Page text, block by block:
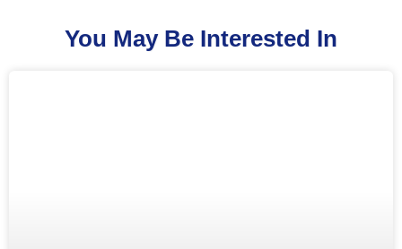
You May Be Interested In